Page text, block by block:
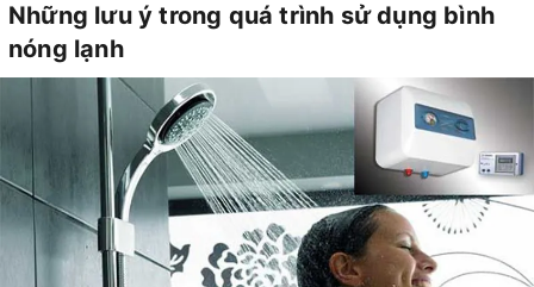
Những lưu ý trong quá trình sử dụng bình
nóng lạnh